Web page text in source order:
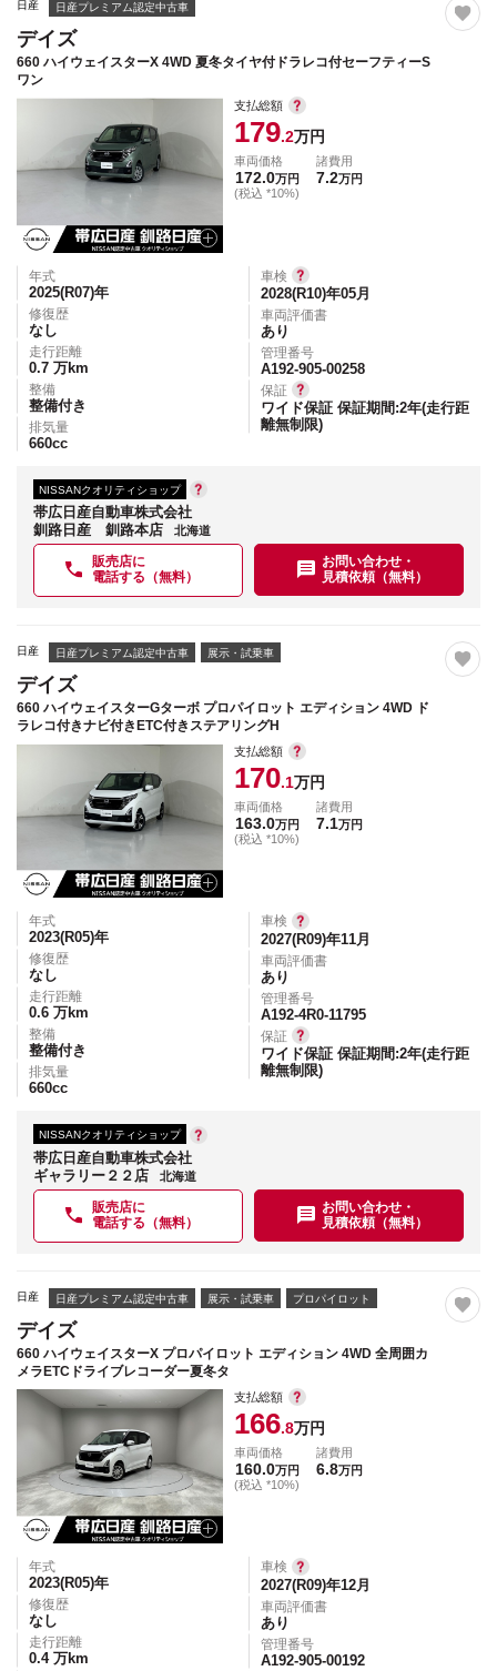
日産 日産プレミアム認定中古車
デイズ
660 ハイウェイスターX 4WD 夏冬タイヤ付ドラレコ付セーフティーS
ワン
支払総額
179.2万円
車両価格
172.0万円
(税込 *10%)
諸費用
7.2万円
年式
2025(R07)年
修復歴
なし
走行距離
0.7 万km
整備
整備付き
排気量
660cc
車検
2028(R10)年05月
車両評価書
あり
管理番号
A192-905-00258
保証
ワイド保証 保証期間:2年(走行距
離無制限)
NISSANクオリティショップ
帯広日産自動車株式会社
釧路日産 釧路本店
北海道
販売店に
電話する（無料）
お問い合わせ・
見積依頼（無料）
日産 日産プレミアム認定中古車 展示・試乗車
デイズ
660 ハイウェイスターGターボ プロパイロット エディション 4WD ド
ラレコ付きナビ付きETC付きステアリングH
支払総額
170.1万円
車両価格
163.0万円
(税込 *10%)
諸費用
7.1万円
年式
2023(R05)年
修復歴
なし
走行距離
0.6 万km
整備
整備付き
排気量
660cc
車検
2027(R09)年11月
車両評価書
あり
管理番号
A192-4R0-11795
保証
ワイド保証 保証期間:2年(走行距
離無制限)
NISSANクオリティショップ
帯広日産自動車株式会社
ギャラリー２２店
北海道
販売店に
電話する（無料）
お問い合わせ・
見積依頼（無料）
日産 日産プレミアム認定中古車 展示・試乗車 プロパイロット
デイズ
660 ハイウェイスターX プロパイロット エディション 4WD 全周囲カ
メラETCドライブレコーダー夏冬タ
支払総額
166.8万円
車両価格
160.0万円
(税込 *10%)
諸費用
6.8万円
年式
2023(R05)年
修復歴
なし
走行距離
0.4 万km
車検
2027(R09)年12月
車両評価書
あり
管理番号
A192-905-00192